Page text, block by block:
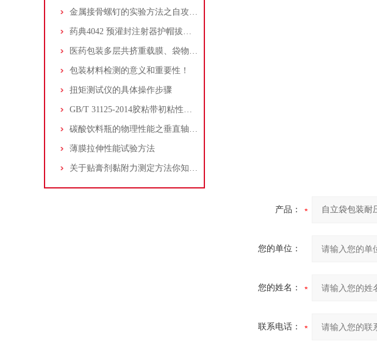
金属接骨螺钉的实验方法之自攻性能
药典4042 预灌封注射器护帽拔出力测定法
医药包装多层共挤重载膜、袋物理性能测试
包装材料检测的意义和重要性！
扭矩测试仪的具体操作步骤
GB/T 31125-2014胶粘带初粘性试验方法 环形法
碳酸饮料瓶的物理性能之垂直轴偏差
薄膜拉伸性能试验方法
关于贴膏剂黏附力测定方法你知道吗？
产品：
您的单位：
您的姓名：
联系电话：